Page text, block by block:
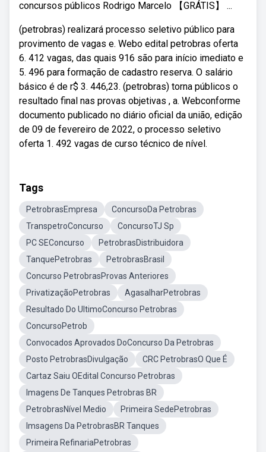
concursos públicos Rodrigo Marcelo 【GRÁTIS】 ...
(petrobras) realizará processo seletivo público para
provimento de vagas e. Webo edital petrobras oferta
6. 412 vagas, das quais 916 são para início imediato e
5. 496 para formação de cadastro reserva. O salário
básico é de r$ 3. 446,23. (petrobras) torna públicos o
resultado final nas provas objetivas , a. Webconforme
documento publicado no diário oficial da união, edição
de 09 de fevereiro de 2022, o processo seletivo
oferta 1. 492 vagas de curso técnico de nível.
Tags
PetrobrasEmpresa
ConcursoDa Petrobras
TranspetroConcurso
ConcursoTJ Sp
PC SEConcurso
PetrobrasDistribuidora
TanquePetrobras
PetrobrasBrasil
Concurso PetrobrasProvas Anteriores
PrivatizaçãoPetrobras
AgasalharPetrobras
Resultado Do UltimoConcurso Petrobras
ConcursoPetrob
Convocados Aprovados DoConcurso Da Petrobras
Posto PetrobrasDivulgação
CRC PetrobrasO Que É
Cartaz Saiu OEdital Concurso Petrobras
Imagens De Tanques Petrobras BR
PetrobrasNível Medio
Primeira SedePetrobras
Imsagens Da PetrobrasBR Tanques
Primeira RefinariaPetrobras